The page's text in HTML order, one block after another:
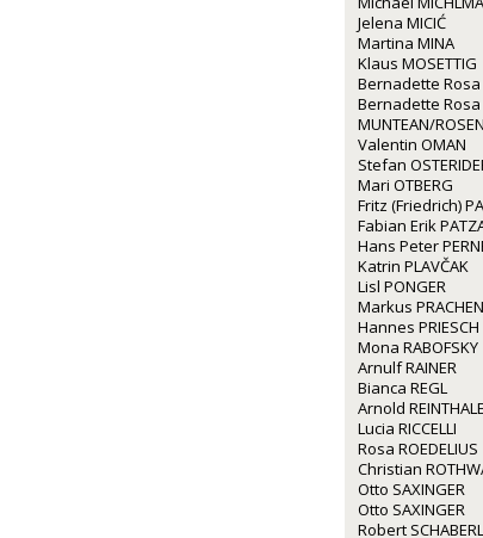
Jelena MICIĆ
Martina MINA
Klaus MOSETTIG
Bernadette Rosa
Bernadette Rosa
MUNTEAN/
Valentin OMAN
Stefan
Mari OTBERG
Fritz (Friedrich)
Fabian Erik
Hans Peter
Katrin PLAVČAK
Lisl PONGER
Markus
Hannes PRIESCH
Mona RABOFSKY
Arnulf RAINER
Bianca REGL
Arnold
Lucia RICCELLI
Rosa ROEDELIUS
Christian
Otto SAXINGER
Otto SAXINGER
Robert SCHABERL